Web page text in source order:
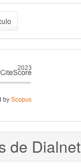
de Dialnet